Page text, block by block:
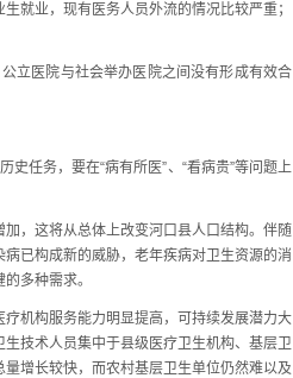
业，现有医务人员外流的情况比较严重；
立医院与社会举办医院之间没有形成有效合
任务，要在“病有所医”、“看病贵”等问题上
，这将从总体上改变河口县人口结构。伴随
已构成新的威胁，老年疾病对卫生资源的消
多种需求。
机构服务能力明显提高，可持续发展潜力大
技术人员集中于县级医疗卫生机构、基层卫
增长较快，而农村基层卫生单位仍然难以及